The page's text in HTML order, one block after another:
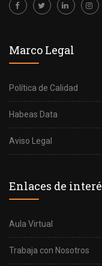
Marco Legal
Política de Calidad
Habeas Data
Aviso Legal
Enlaces de
Aula Virtual
Trabaja con Nosotros